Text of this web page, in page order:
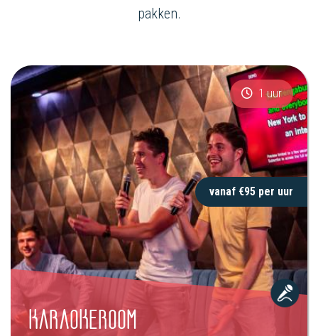
pakken.
1 uur
vanaf €95 per uur
KARAOKEROOM